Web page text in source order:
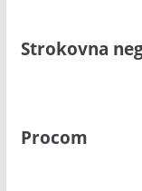
Strokovna
Procom